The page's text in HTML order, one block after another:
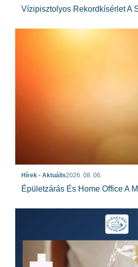
Vízipisztolyos Rekordkísérlet A
Hírek - Aktuális2026. 08. 06.
Épületzárás És Home Office A